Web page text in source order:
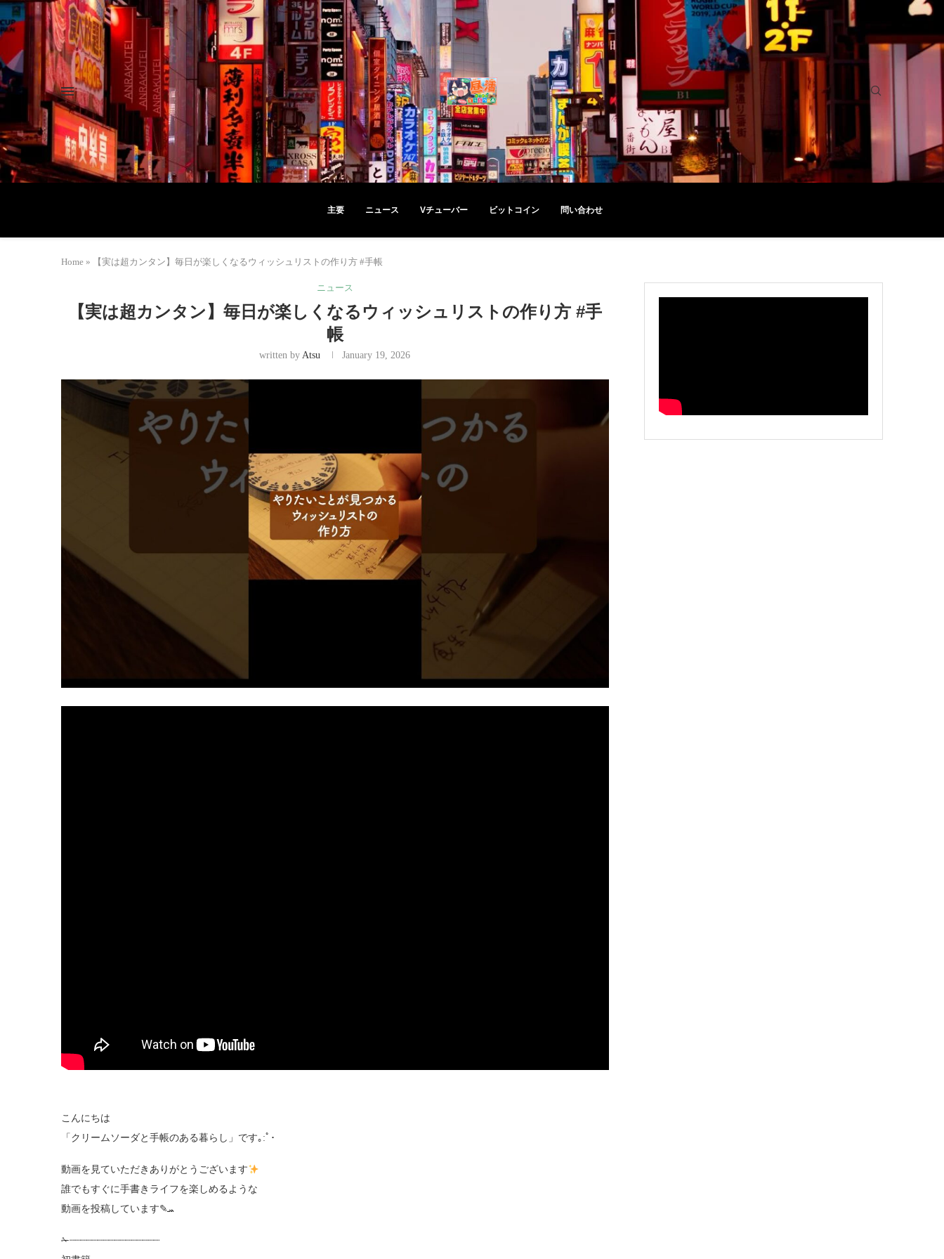
主要 ニュース Vチューバー ビットコイン 問い合わせ
Home » 【実は超カンタン】毎日が楽しくなるウィッシュリストの作り方 #手帳
ニュース
【実は超カンタン】毎日が楽しくなるウィッシュリストの作り方 #手
帳
written by Atsu January 19, 2026
こんにちは
「クリームソーダと手帳のある暮らし」です｡:ﾟ･
動画を見ていただきありがとうございます
誰でもすぐに手書きライフを楽しめるような
動画を投稿しています✎ܚ
✁┈┈┈┈┈┈┈┈┈┈┈┈┈┈┈┈